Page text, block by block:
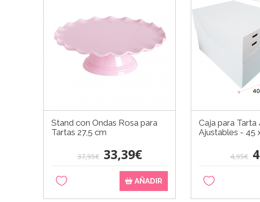
Stand con Ondas Rosa para
Tartas 27,5 cm
37,95€ 33,39€
AÑADIR
Caja para Tarta
Ajustables - 45
4,95€